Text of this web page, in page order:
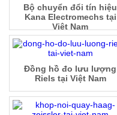
Bộ chuyển đổi tín hiệu
Kana Electromechs tại
Việt Nam
Đồng hồ đo lưu lượng
Riels tại Việt Nam